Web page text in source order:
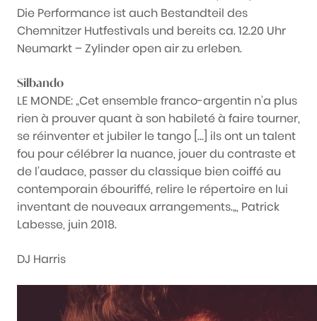
Die Performance ist auch Bestandteil des
Chemnitzer Hutfestivals und bereits ca. 12.20 Uhr
Neumarkt – Zylinder open air zu erleben.
Silbando
LE MONDE:„Cet ensemble franco-argentin n’a plus
rien à prouver quant à son habileté à faire tourner,
se réinventer et jubiler le tango […] ils ont un talent
fou pour célébrer la nuance, jouer du contraste et
de l’audace, passer du classique bien coiffé au
contemporain ébouriffé, relire le répertoire en lui
inventant de nouveaux arrangements.„, Patrick
Labesse, juin2018.
DJ Harris